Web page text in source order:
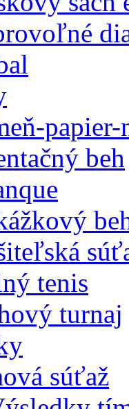
papier-
beh
tenis
turnaj
súťaž